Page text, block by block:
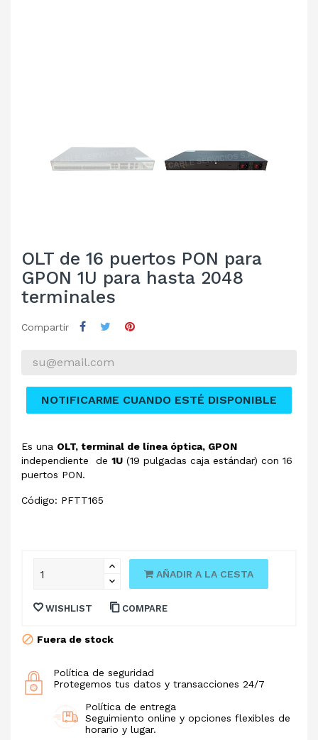
OLT de 16 puertos PON para
GPON 1U para hasta 2048
terminales
Compartir
NOTIFICARME CUANDO ESTÉ DISPONIBLE
Es una OLT, terminal de línea óptica, GPON
independiente de 1U (19 pulgadas caja estándar) con 16
puertos PON.
Código: PFTT165
AÑADIR A LA CESTA
WISHLIST COMPARE
Fuera de stock
Política de seguridad
Protegemos tus datos y transacciones 24/7
Política de entrega
Seguimiento online y opciones flexibles de
horario y lugar.